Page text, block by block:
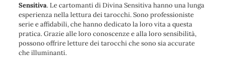
Sensitiva. Le cartomanti di Divina Sensitiva hanno una lunga
esperienza nella lettura dei tarocchi. Sono professioniste
serie e affidabili, che hanno dedicato la loro vita a questa
pratica. Grazie alle loro conoscenze e alla loro sensibilità,
possono offrire letture dei tarocchi che sono sia accurate
che illuminanti.